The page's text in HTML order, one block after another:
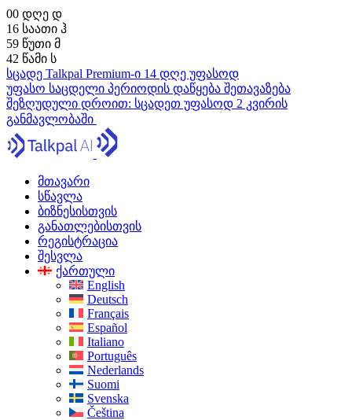
00 დღე დ
16 საათი ჰ
59 წუთი მ
41 წამი ს
სცადე Talkpal Premium-ი 14 დღე უფასოდ
უფასო საცდელი პერიოდის დაწყება შეთავაზება
შეზღუდული დროით: სცადეთ უფასოდ 2 კვირის
განმავლობაში
მთავარი
სწავლა
ბიზნესისთვის
განათლებისთვის
რეგისტრაცია
შესვლა
ქართული
English
Deutsch
Français
Español
Italiano
Português
Nederlands
Suomi
Svenska
Čeština